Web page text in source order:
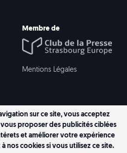
Membre de
Mentions Légales
sur ce site, vous acceptez
proposer des publicités ciblées
et améliorer votre expérience
nos cookies si vous utilisez ce site.